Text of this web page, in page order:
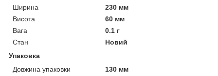
Ширина
230 мм
Висота
60 мм
Вага
0.1 г
Стан
Новий
Упаковка
Довжина упаковки
130 мм